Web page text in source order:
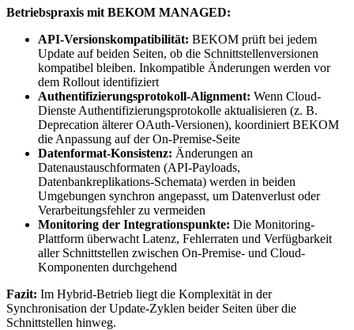
Betriebspraxis mit BEKOM MANAGED:
API-Versionskompatibilität: BEKOM prüft bei jedem
Update auf beiden Seiten, ob die Schnittstellenversionen
kompatibel bleiben. Inkompatible Änderungen werden vor
dem Rollout identifiziert
Authentifizierungsprotokoll-Alignment: Wenn Cloud-
Dienste Authentifizierungsprotokolle aktualisieren (z. B.
Deprecation älterer OAuth-Versionen), koordiniert BEKOM
die Anpassung auf der On-Premise-Seite
Datenformat-Konsistenz: Änderungen an
Datenaustauschformaten (API-Payloads,
Datenbankreplikations-Schemata) werden in beiden
Umgebungen synchron angepasst, um Datenverlust oder
Verarbeitungsfehler zu vermeiden
Monitoring der Integrationspunkte: Die Monitoring-
Plattform überwacht Latenz, Fehlerraten und Verfügbarkeit
aller Schnittstellen zwischen On-Premise- und Cloud-
Komponenten durchgehend
Fazit: Im Hybrid-Betrieb liegt die Komplexität in der
Synchronisation der Update-Zyklen beider Seiten über die
Schnittstellen hinweg.